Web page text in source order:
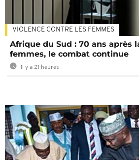
VIOLENCE CONTRE LES FEMMES
Afrique du Sud : 70 ans après
femmes, le combat continue
Il y a 21 heures